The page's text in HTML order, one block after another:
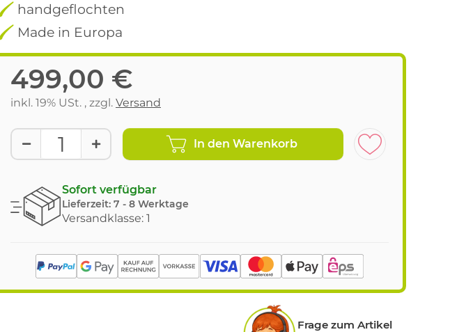
handgeflochten
Made in Europa
499,00 €
inkl. 19% USt. , zzgl. Versand
In den Warenkorb
Sofort verfügbar
Lieferzeit: 7 - 8 Werktage
Versandklasse: 1
Frage zum Artikel